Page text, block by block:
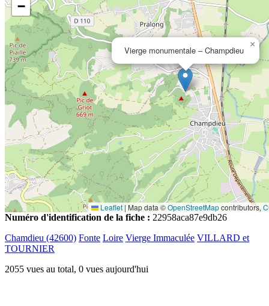
Vierge monumentale – Champdieu
×
−
Leaflet | Map data ©OpenStreetMapcontributors,
Numéro d'identification de la fiche : 22958aca87e9db26
Chamdieu (42600) Fonte Loire Vierge Immaculée VILLARD et
TOURNIER
2055 vues au total, 0 vues aujourd'hui